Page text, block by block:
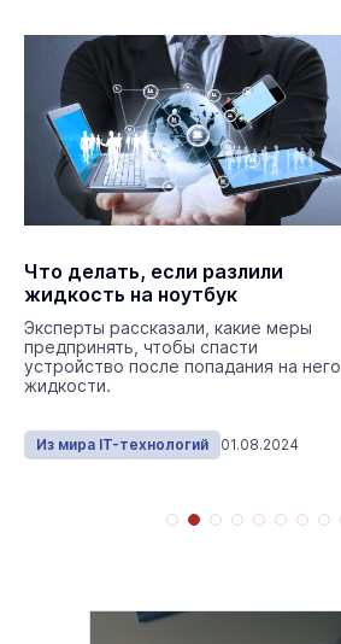
Что делать, если разлили
жидкость на ноутбук
Эксперты рассказали, какие меры
предпринять, чтобы спасти
устройство после попадания на него
жидкости.
Из мира IT-технологий 01.08.2024